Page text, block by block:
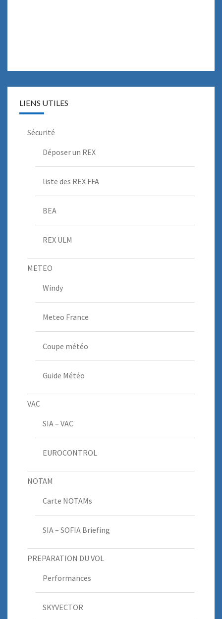
LIENS UTILES
Sécurité
Déposer un REX
liste des REX FFA
BEA
REX ULM
METEO
Windy
Meteo France
Coupe météo
Guide Météo
VAC
SIA – VAC
EUROCONTROL
NOTAM
Carte NOTAMs
SIA – SOFIA Briefing
PREPARATION DU VOL
Performances
SKYVECTOR